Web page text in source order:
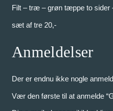
n
a
Filt – træ – grøn tæppe to sider
sæt af tre 20,-
Anmeldelser
Der er endnu ikke nogle
Vær den første til at anmelde